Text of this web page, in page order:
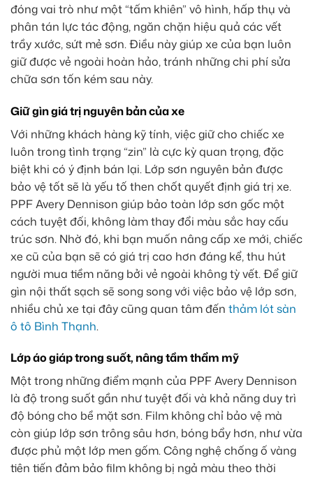
đóng vai trò như một “tấm khiên” vô hình, hấp thụ và
phân tán lực tác động, ngăn chặn hiệu quả các vết
trầy xước, sứt mẻ sơn. Điều này giúp xe của bạn luôn
giữ được vẻ ngoài hoàn hảo, tránh những chi phí sửa
chữa sơn tốn kém sau này.
Giữ gìn giá trị nguyên bản của xe
Với những khách hàng kỹ tính, việc giữ cho chiếc xe
luôn trong tình trạng “zin” là cực kỳ quan trọng, đặc
biệt khi có ý định bán lại. Lớp sơn nguyên bản được
bảo vệ tốt sẽ là yếu tố then chốt quyết định giá trị xe.
PPF Avery Dennison giúp bảo toàn lớp sơn gốc một
cách tuyệt đối, không làm thay đổi màu sắc hay cấu
trúc sơn. Nhờ đó, khi bạn muốn nâng cấp xe mới, chiếc
xe cũ của bạn sẽ có giá trị cao hơn đáng kể, thu hút
người mua tiềm năng bởi vẻ ngoài không tỳ vết. Để giữ
gìn nội thất sạch sẽ song song với việc bảo vệ lớp sơn,
nhiều chủ xe tại đây cũng quan tâm đến thảm lót sàn
ô tô Bình Thạnh.
Lớp áo giáp trong suốt, nâng tầm thẩm mỹ
Một trong những điểm mạnh của PPF Avery Dennison
là độ trong suốt gần như tuyệt đối và khả năng duy trì
độ bóng cho bề mặt sơn. Film không chỉ bảo vệ mà
còn giúp lớp sơn trông sâu hơn, bóng bẩy hơn, như vừa
được phủ một lớp men gốm. Công nghệ chống ố vàng
tiên tiến đảm bảo film không bị ngả màu theo thời